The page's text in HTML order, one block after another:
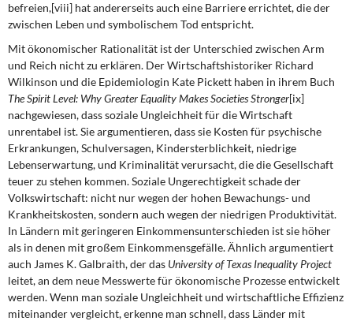
befreien,[viii] hat andererseits auch eine Barriere errichtet, die der
zwischen Leben und symbolischem Tod entspricht.
Mit ökonomischer Rationalität ist der Unterschied zwischen Arm
und Reich nicht zu erklären. Der Wirtschaftshistoriker Richard
Wilkinson und die Epidemiologin Kate Pickett haben in ihrem Buch
The Spirit Level: Why Greater Equality Makes Societies Stronger[ix]
nachgewiesen, dass soziale Ungleichheit für die Wirtschaft
unrentabel ist. Sie argumentieren, dass sie Kosten für psychische
Erkrankungen, Schulversagen, Kindersterblichkeit, niedrige
Lebenserwartung, und Kriminalität verursacht, die die Gesellschaft
teuer zu stehen kommen. Soziale Ungerechtigkeit schade der
Volkswirtschaft: nicht nur wegen der hohen Bewachungs- und
Krankheitskosten, sondern auch wegen der niedrigen Produktivität.
In Ländern mit geringeren Einkommensunterschieden ist sie höher
als in denen mit großem Einkommensgefälle. Ähnlich argumentiert
auch James K. Galbraith, der das University of Texas Inequality Project
leitet, an dem neue Messwerte für ökonomische Prozesse entwickelt
werden. Wenn man soziale Ungleichheit und wirtschaftliche Effizienz
miteinander vergleicht, erkenne man schnell, dass Länder mit